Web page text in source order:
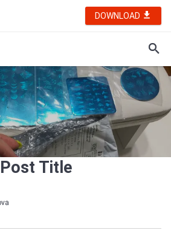
DOWNLOAD
Post Title